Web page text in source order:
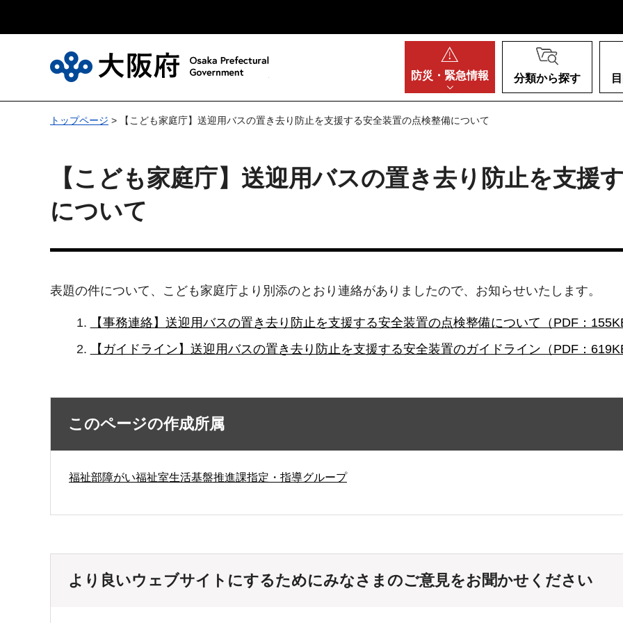
防災・ 緊急情報 分類から探す
トップページ > 【こども家庭庁】送迎用バスの置き去り防止を支援する安全装置の点検整備について
【こども家庭庁】送迎用バスの置き去り防止を支援
について
表題の件について、こども家庭庁より別添のとおり連絡がありましたので、お知らせいたします。
【事務連絡】送迎用バスの置き去り防止を支援する安全装置の点検整備について（PDF：
【ガイドライン】送迎用バスの置き去り防止を支援する安全装置のガイドライン（PDF：
このページの作成所属
福祉部障がい福祉室生活基盤推進課指定・指導グループ
より良いウェブサイトにするためにみなさまのご意見をお聞かせください